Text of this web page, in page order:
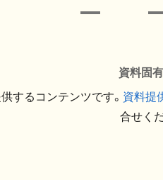
資料固
するコンテンツです。 資料提
合せく